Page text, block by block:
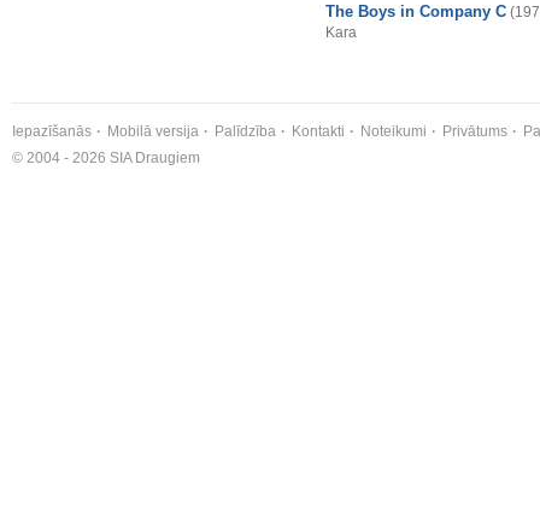
The Boys in Company C
Kara
Iepazīšanās Mobilā versija Palīdzība Kontakti Noteikumi Privātums
© 2004 - 2026 SIA Draugiem